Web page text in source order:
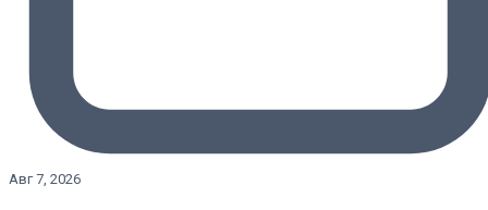
Авг 7, 2026